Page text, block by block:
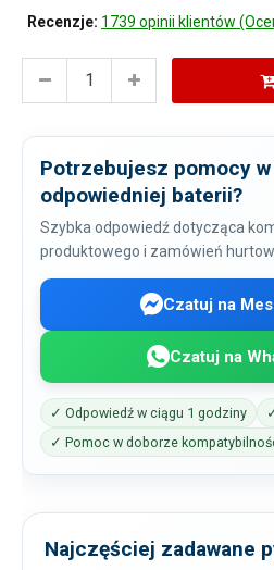
Recenzje: 1739 opinii klientów
Potrzebujesz pomocy
odpowiedniej baterii?
Szybka odpowiedź dotycząca
produktowego i zamówień
Czatuj na
Czatuj na
✓ Odpowiedź w ciągu 1 godziny
✓ Pomoc w doborze
Najczęściej zadawane